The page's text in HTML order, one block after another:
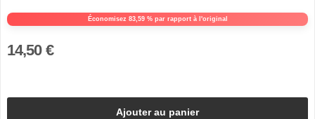
Économisez 83,59 % par rapport à l'original
14,50 €
Ajouter au panier